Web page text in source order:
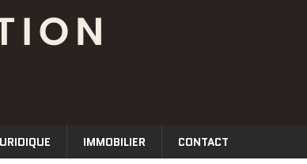
IMMOBILIER CONTACT